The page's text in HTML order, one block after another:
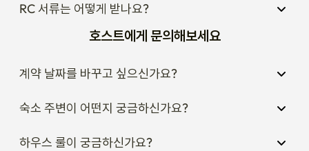
RC 서류는 어떻게 받나요?
호스트에게 문의해보세요
계약 날짜를 바꾸고 싶으신가요?
숙소 주변이 어떤지 궁금하신가요?
하우스 룰이 궁금하신가요?